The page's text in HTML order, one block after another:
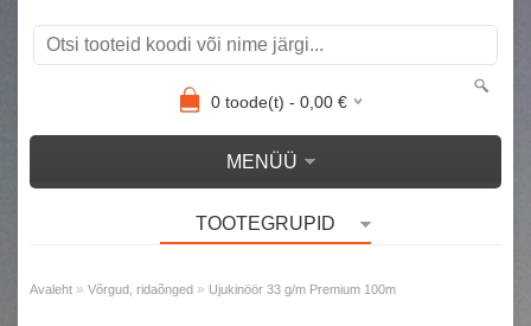
0toode(t) - 0,00€
MENÜÜ
TOOTEGRUPID
Avaleht » Võrgud, ridaõnged » Ujukinöör 33 g/m Premium 100m